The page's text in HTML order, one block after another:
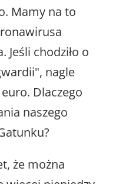
Mamy na to
Jeśli chodziło o
nagle
Dlaczego
naszego
że można